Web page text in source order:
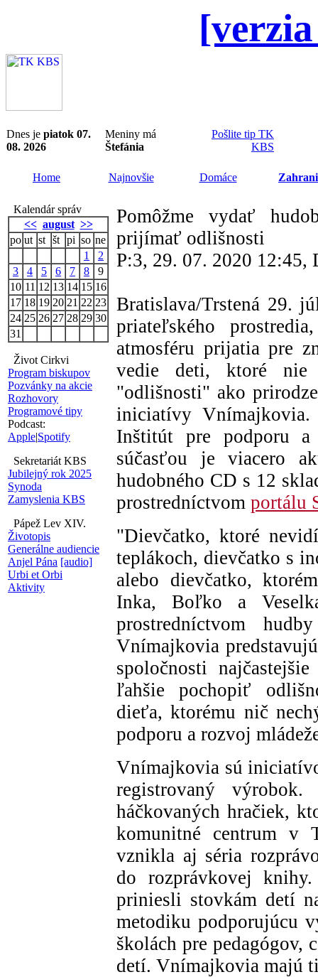
Dnes je piatok 07.
08. 2026
Meniny má
Štefánia
Pošlite tip TK
KBS
Home Najnovšie Domáce
Kalendár správ
<< august >>
po ut st št pi so ne
1
2
3
4 5 6 7 8
9
10 11 12 13 14 15 16
17 18 19 20 21 22 23
24 25 26 27 28 29 30
31
Život Cirkvi
Program biskupov
Pozvánky na akcie
Rozhovory
Programové tipy
Podcast:
Apple|Spotify
Sekretariát KBS
Jubilejný rok 2025
Synoda
Zamyslenia KBS
Pápež Lev XIV.
Životopis
Generálne audiencie
Anjel Pána [audio]
Urbi et Orbi
Aktivity
Pomôžme vydať
prijímať odlišnosti
P:3, 29. 07. 2020 12:45,
Bratislava/Trstená 29.
priateľského
atmosféru prijatia pre
vedie deti, ktoré nie
"odlišnosti" ako
iniciatívy
Inštitút pre podporu a
súčasťou je viacero
hudobného CD s 12
prostredníctvom portálu
"Dievčatko, ktoré
teplákoch, dievčatko s
alebo dievčatko,
Inka, Boľko a
prostredníctvom
Vnímajkovia
spoločnosti
ľahšie pochopiť
dieťa, ktorému nič
podporu a rozvoj
Vnímajkovia sú
registrovaný
háčkovaných hračiek,
komunitné centrum v
vznikla aj séria
do rozprávkovej
priniesli stovkám detí
metodiku podporujúcu
školách pre pedagógov,
detí. Vnímajkovia majú